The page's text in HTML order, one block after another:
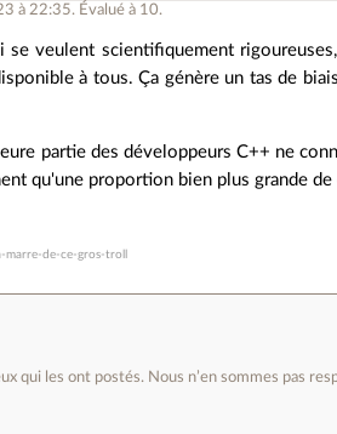
à 22:35. Évalué à 10.
se veulent scientifiquement
à tous. Ça génère un tas de
partie des développeurs C++ ne
qu'une proportion bien plus grande
de-ce-gros-troll
qui les ont postés. Nous n’en sommes pas